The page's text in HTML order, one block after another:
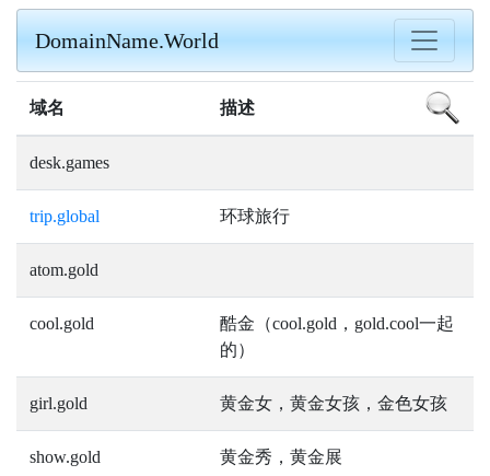
DomainName.World
域名 描述
desk.games
trip.global 环球旅行
atom.gold
cool.gold
酷金（cool.gold，gold.cool一起
的）
girl.gold 黄金女，黄金女孩，金色女孩
show.gold 黄金秀，黄金展